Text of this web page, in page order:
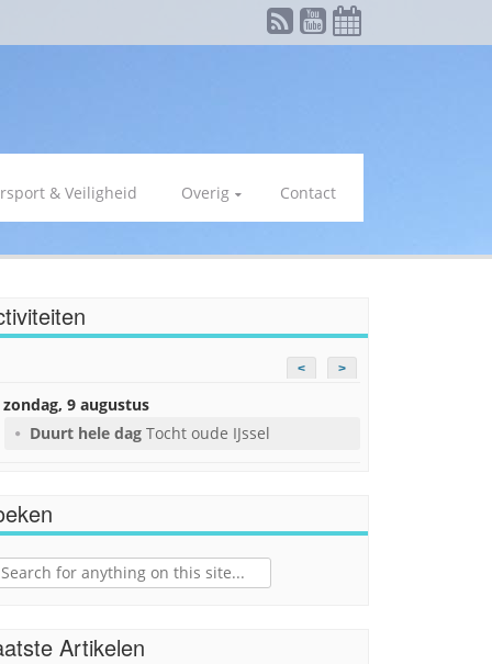
& Veiligheid Overig Contact
< >
zondag, 9 augustus
Duurt hele dag Tocht oude IJssel
Artikelen